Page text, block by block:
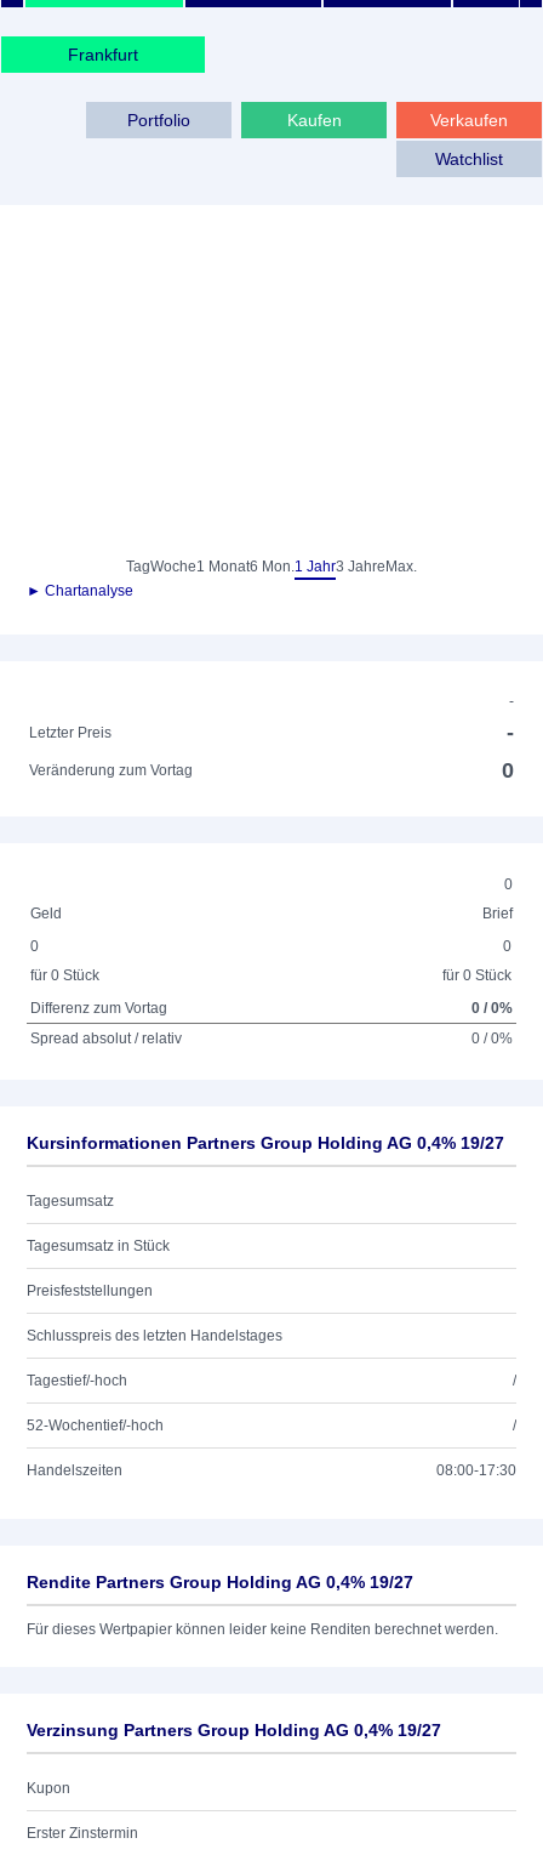
Frankfurt
Verkaufen
Kaufen
Portfolio
Watchlist
TagWoche1 Monat6 Mon.1 Jahr3 Jahre Max.
► Chartanalyse
-
Letzter Preis
-
Veränderung zum Vortag 0
0
Geld
Brief
0
für 0 Stück
0
für 0 Stück
Differenz zum Vortag
0 / 0%
Spread absolut / relativ
0 / 0%
Kursinformationen Partners Group Holding AG 0,4% 19/27
Tagesumsatz
Tagesumsatz in Stück
Preisfeststellungen
Schlusspreis des letzten Handelstages
Tagestief/-hoch /
52-Wochentief/-hoch /
Handelszeiten 08:00-17:30
Rendite Partners Group Holding AG 0,4% 19/27
Für dieses Wertpapier können leider keine Renditen berechnet werden.
Verzinsung Partners Group Holding AG 0,4% 19/27
Kupon
Erster Zinstermin